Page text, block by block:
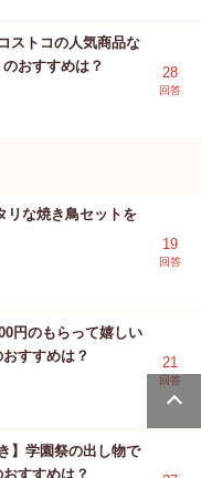
ストコの人気商品な
おすすめは？
28
回答
リな焼き鳥セットを
19
回答
円のもらって嬉しい
すすめは？
21
回答
】学園祭の出し物で
すすめは？